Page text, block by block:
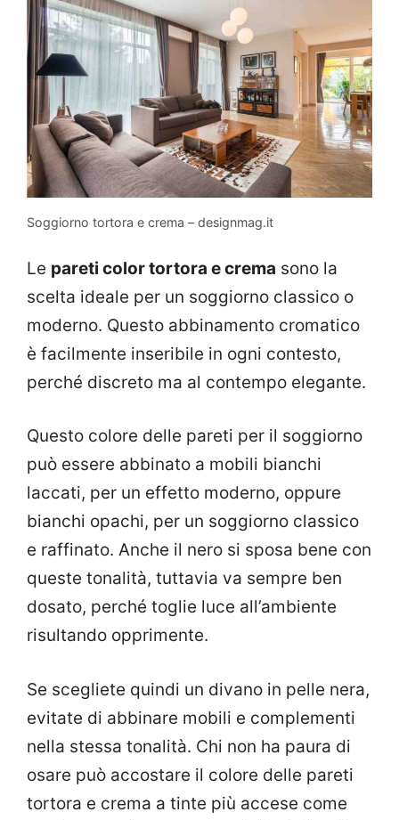
Soggiorno tortora e crema – designmag.it
Le pareti color tortora e crema sono la
scelta ideale per un soggiorno classico o
moderno. Questo abbinamento cromatico
è facilmente inseribile in ogni contesto,
perché discreto ma al contempo elegante.
Questo colore delle pareti per il soggiorno
può essere abbinato a mobili bianchi
laccati, per un effetto moderno, oppure
bianchi opachi, per un soggiorno classico
e raffinato. Anche il nero si sposa bene con
queste tonalità, tuttavia va sempre ben
dosato, perché toglie luce all’ambiente
risultando opprimente.
Se scegliete quindi un divano in pelle nera,
evitate di abbinare mobili e complementi
nella stessa tonalità. Chi non ha paura di
osare può accostare il colore delle pareti
tortora e crema a tinte più accese come